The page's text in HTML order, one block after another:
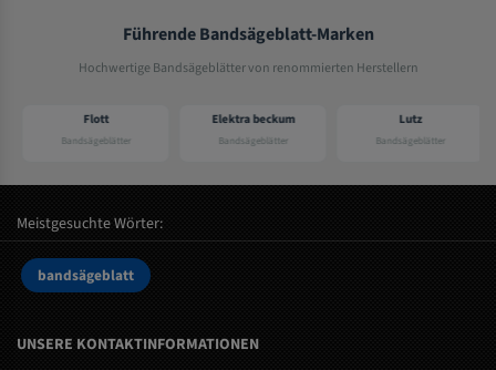
Führende Bandsägeblatt-Marken
Hochwertige Bandsägeblätter von renommierten Herstellern
Flott
Bandsägeblätter
Elektra beckum
Bandsägeblätter
Lutz
Bandsägeblätter
Meistgesuchte Wörter:
bandsägeblatt
UNSERE KONTAKTINFORMATIONEN